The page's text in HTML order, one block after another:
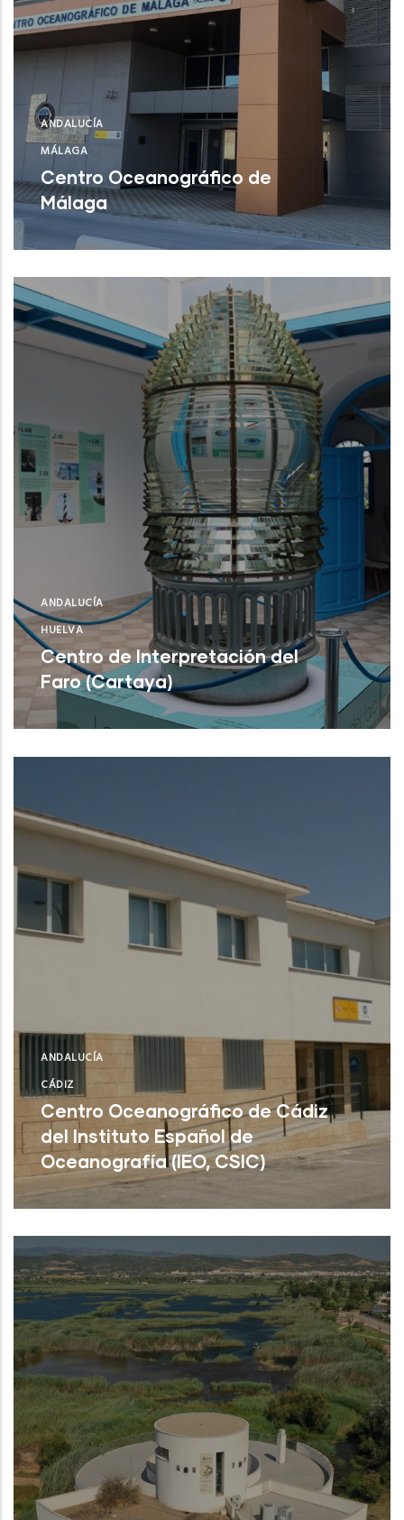
ANDALUCÍA
MÁLAGA
Centro Oceanográfico de
Málaga
Centro Oceanográfico de MálagaNUEVO
ANDALUCÍA
HUELVA
Centro de Interpretación del
Faro (Cartaya)
Centro de Interpretación del Faro
(Cartaya)NUEVO
ANDALUCÍA
CÁDIZ
Centro Oceanográfico de Cádiz
del Instituto Español de
Oceanografía (IEO, CSIC)
Cádiz (Cádiz)NUEVO